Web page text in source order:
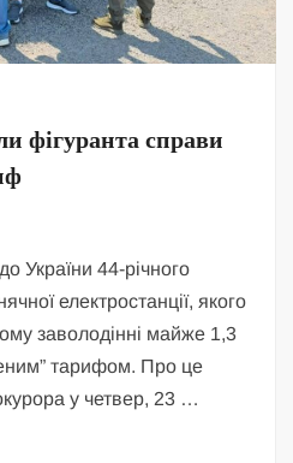
фігуранта справи
України 44-річного
електростанції, якого
заволодінні майже 1,3
тарифом. Про це
у четвер, 23 …